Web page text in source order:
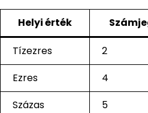
Helyi érték
Tízezres 2
Ezres
4
Százas
5